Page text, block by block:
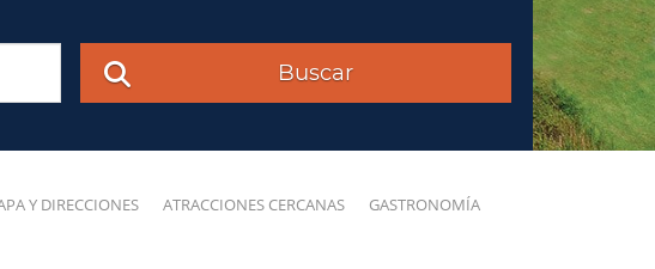
Buscar
Y DIRECCIONES ATRACCIONES CERCANAS GASTRONOMÍA